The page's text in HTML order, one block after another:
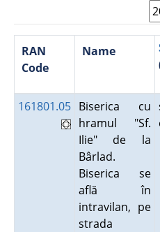
RAN
Code
Name
161801.05 Biserica cu
hramul "Sf.
Ilie" de la
Bârlad.
Biserica se
află în
intravilan, pe
strada